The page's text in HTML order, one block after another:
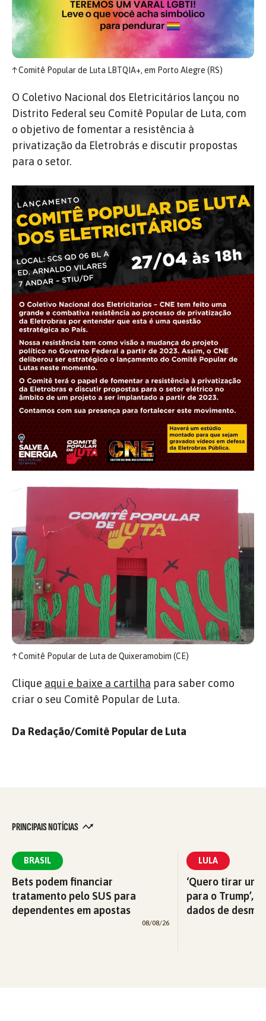
↑Comitê Popular de Luta LBTQIA+, em Porto Alegre (RS)
O Coletivo Nacional dos Eletricitários lançou no
Distrito Federal seu Comitê Popular de Luta, com
o objetivo de fomentar a resistência à
privatização da Eletrobrás e discutir propostas
para o setor.
↑Comitê Popular de Luta de Quixeramobim (CE)
Clique aqui e baixe a cartilha para saber como
criar o seu Comitê Popular de Luta.
Da Redação/Comitê Popular de Luta
PRINCIPAIS NOTÍCIAS
BRASIL
Bets podem financiar
tratamento pelo SUS para
dependentes em apostas
08/08/26
LULA
‘Quero tirar
para o Trump’,
dados de